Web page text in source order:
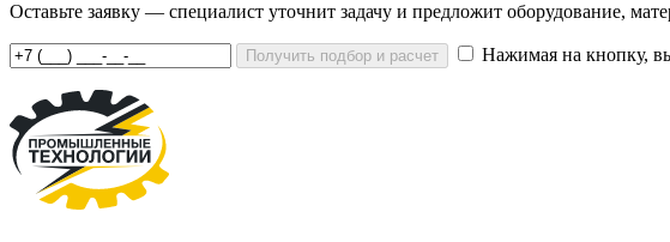
Оставьте заявку — специалист уточнит задачу и предложит оборудование,
Получить подбор и расчет Нажимая на кнопку,